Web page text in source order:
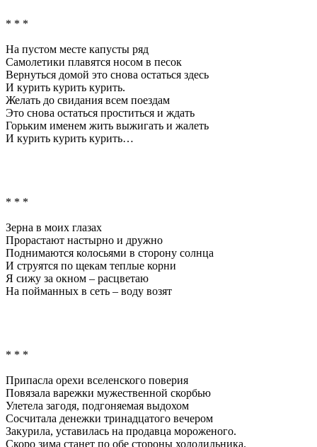
* * *
На пустом месте капусты ряд
Самолетики плавятся носом в песок
Вернуться домой это снова остаться здесь
И курить курить курить.
Желать до свидания всем поездам
Это снова остаться проститься и ждать
Горьким именем жить выжигать и жалеть
И курить курить курить…
* * *
Зерна в моих глазах
Прорастают настырно и дружно
Поднимаются колосьями в сторону солнца
И струятся по щекам теплые корни
Я сижу за окном – расцветаю
На пойманных в сеть – воду возят
* * *
Припасла орехи вселенского поверия
Повязала варежки мужественной скорбью
Улетела загодя, подгоняемая выдохом
Сосчитала денежки тринадцатого вечером
Закурила, уставилась на продавца мороженого.
Скоро зима станет по обе стороны холодильника.